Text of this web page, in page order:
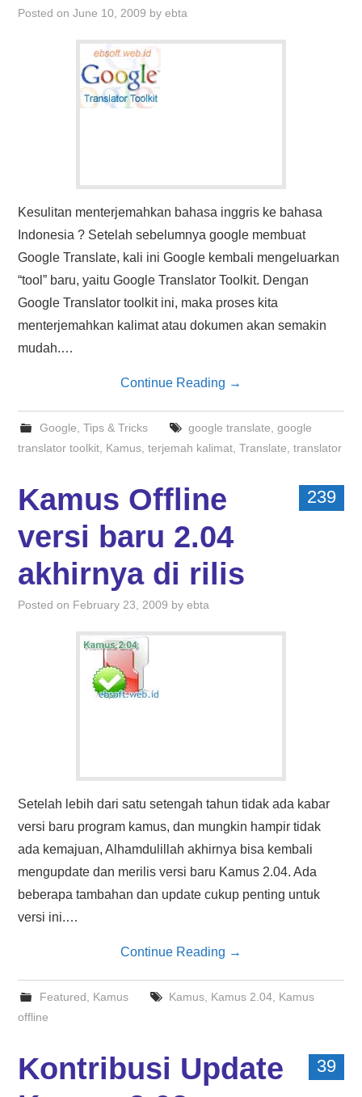
Posted onJune 10, 2009 byebta
Kesulitan menterjemahkan bahasa inggris ke bahasa
Indonesia ? Setelah sebelumnya google membuat
Google Translate, kali ini Google kembali mengeluarkan
“tool” baru, yaitu Google Translator Toolkit. Dengan
Google Translator toolkit ini, maka proses kita
menterjemahkan kalimat atau dokumen akan semakin
mudah.…
Continue Reading →
Google Tips & Tricks google translate google
translator toolkit Kamus ,terjemah kalimat ,Translate ,translator
239
Kamus Offline
versi baru 2.04
akhirnya di rilis
Posted on February 23, 2009 byebta
Setelah lebih dari satu setengah tahun tidak ada kabar
versi baru program kamus, dan mungkin hampir tidak
ada kemajuan, Alhamdulillah akhirnya bisa kembali
mengupdate dan merilis versi baru Kamus 2.04. Ada
beberapa tambahan dan update cukup penting untuk
versi ini.…
Continue Reading →
Featured Kamus Kamus, Kamus 2.04, Kamus
offline
39
Kontribusi Update